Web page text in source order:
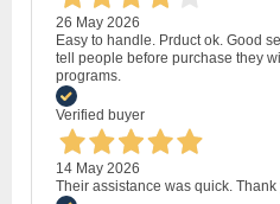
26 May 2026
Easy to handle. Prduct ok. Good
tell people before purchase they
programs.
Verified buyer
14 May 2026
Their assistance was quick.